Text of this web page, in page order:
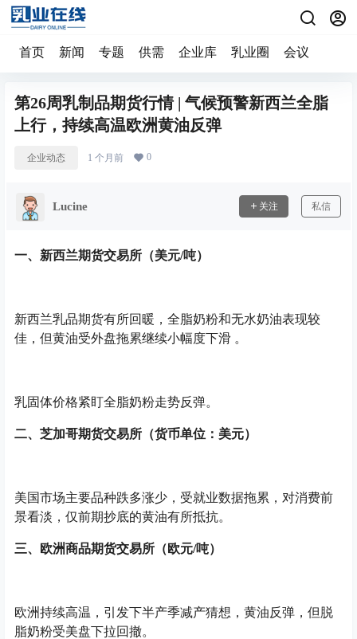
首页 新闻 专题 供需 企业库 乳业圈 会议
第26周乳制品期货行情 | 气候预警新西兰全脂
上行，持续高温欧洲黄油反弹
企业动态 1 个月前 0
Lucine 关注 私信
一、新西兰期货交易所（美元/吨）
新西兰乳品期货有所回暖，全脂奶粉和无水奶油表现较
佳，但黄油受外盘拖累继续小幅度下滑 。
乳固体价格紧盯全脂奶粉走势反弹。
二、芝加哥期货交易所（货币单位：美元）
美国市场主要品种跌多涨少，受就业数据拖累，对消费前
景看淡，仅前期抄底的黄油有所抵抗。
三、欧洲商品期货交易所（欧元/吨）
欧洲持续高温，引发下半产季减产猜想，黄油反弹，但脱
脂奶粉受美盘下拉回撤。